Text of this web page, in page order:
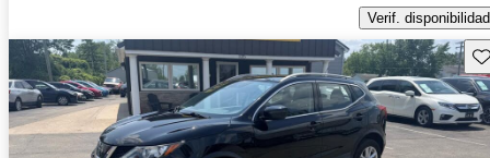
Verif. disponibilidad